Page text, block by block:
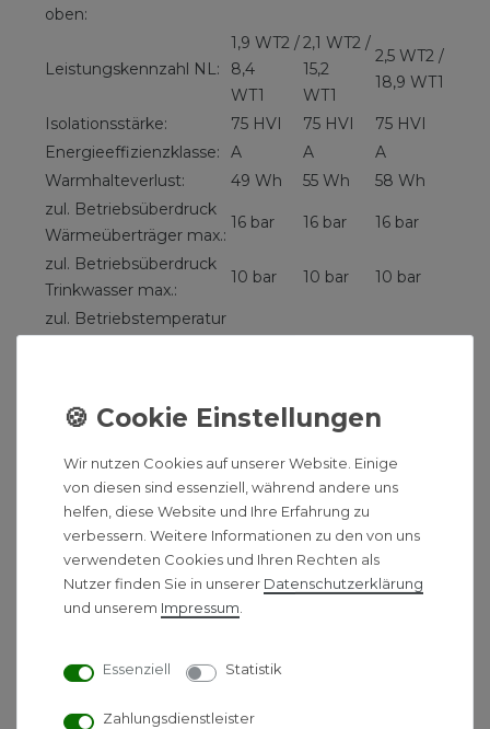
oben:
Leistungskennzahl NL:
1,9 WT2 /
8,4
WT1
2,1 WT2 /
15,2
WT1
2,5 WT2 /
18,9 WT1
Isolationsstärke: 75 HVI 75 HVI
75 HVI
Energieeffizienzklasse:
A A
A
Warmhalteverlust:
49 Wh 55 Wh
58 Wh
zul. Betriebsüberdruck
Wärmeüberträger max.:
16 bar 16 bar 16 bar
zul. Betriebsüberdruck
Trinkwasser max.:
10 bar 10 bar 10 bar
zul. Betriebstemperatur
Trinkwasser max.:
95 °C 95 °C 95 °C
Lastprofil: XXL
XXL
Maße und Anschlüsse:
Typ:
300
Liter
400
Liter
Durchmesser mit
Isolierung:
660 mm
760
810
mm
mm
Wir nutzen Cookies auf unserer Website. Einige
von diesen sind essenziell, während andere uns
helfen, diese Website und Ihre Erfahrung zu
verbessern. Weitere Informationen zu den von uns
verwendeten Cookies und Ihren Rechten als
Nutzer finden Sie in unserer Daten­schutz­erklärung
und unserem Impressum
Essenziell Statistik
Zahlungsdienstleister